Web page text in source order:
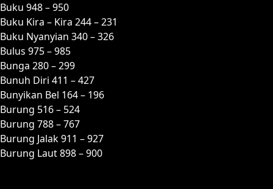
Buku 948 – 950
Buku Kira – Kira 244 – 231
Buku Nyanyian 340 – 326
Bulus 975 – 985
Bunga 280 – 299
Bunuh Diri 411 – 427
Bunyikan Bel 164 – 196
Burung 516 – 524
Burung 788 – 767
Burung Jalak 911 – 927
Burung Laut 898 – 900